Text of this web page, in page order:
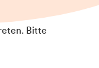
Bitte